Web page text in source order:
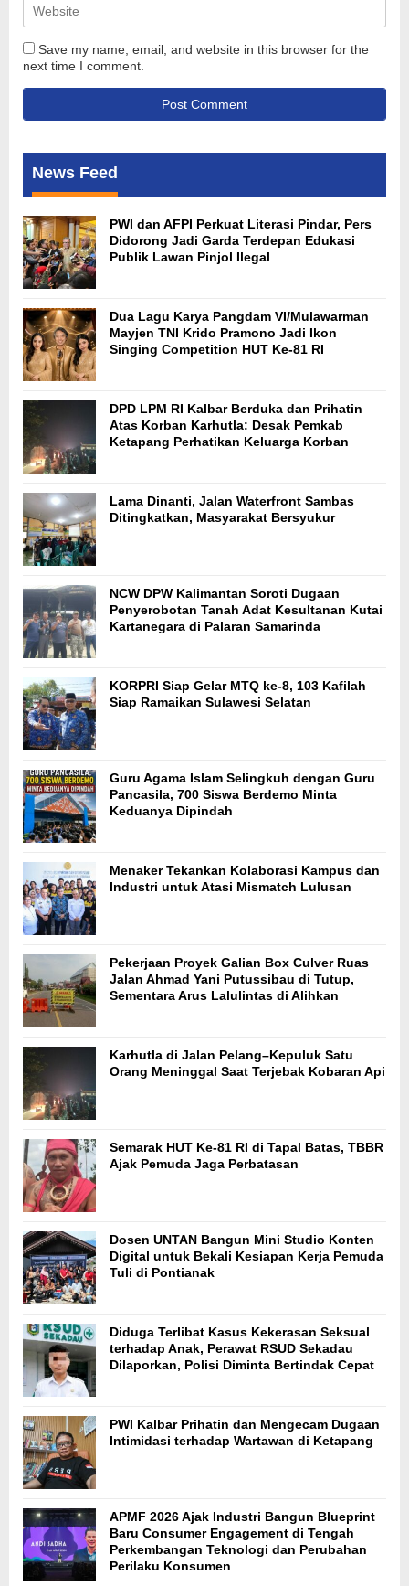
Save my name, email, and website in this browser for the
next time I comment.
News Feed
PWI dan AFPI Perkuat Literasi Pindar, Pers
Didorong Jadi Garda Terdepan Edukasi
Publik Lawan Pinjol Ilegal
Dua Lagu Karya Pangdam VI/Mulawarman
Mayjen TNI Krido Pramono Jadi Ikon
Singing Competition HUT Ke-81 RI
DPD LPM RI Kalbar Berduka dan Prihatin
Atas Korban Karhutla: Desak Pemkab
Ketapang Perhatikan Keluarga Korban
Lama Dinanti, Jalan Waterfront Sambas
Ditingkatkan, Masyarakat Bersyukur
NCW DPW Kalimantan Soroti Dugaan
Penyerobotan Tanah Adat Kesultanan Kutai
Kartanegara di Palaran Samarinda
KORPRI Siap Gelar MTQ ke-8, 103 Kafilah
Siap Ramaikan Sulawesi Selatan
Guru Agama Islam Selingkuh dengan Guru
Pancasila, 700 Siswa Berdemo Minta
Keduanya Dipindah
Menaker Tekankan Kolaborasi Kampus dan
Industri untuk Atasi Mismatch Lulusan
Pekerjaan Proyek Galian Box Culver Ruas
Jalan Ahmad Yani Putussibau di Tutup,
Sementara Arus Lalulintas di Alihkan
Karhutla di Jalan Pelang–Kepuluk Satu
Orang Meninggal Saat Terjebak Kobaran Api
Semarak HUT Ke-81 RI di Tapal Batas, TBBR
Ajak Pemuda Jaga Perbatasan
Dosen UNTAN Bangun Mini Studio Konten
Digital untuk Bekali Kesiapan Kerja Pemuda
Tuli di Pontianak
Diduga Terlibat Kasus Kekerasan Seksual
terhadap Anak, Perawat RSUD Sekadau
Dilaporkan, Polisi Diminta Bertindak Cepat
PWI Kalbar Prihatin dan Mengecam Dugaan
Intimidasi terhadap Wartawan di Ketapang
APMF 2026 Ajak Industri Bangun Blueprint
Baru Consumer Engagement di Tengah
Perkembangan Teknologi dan Perubahan
Perilaku Konsumen